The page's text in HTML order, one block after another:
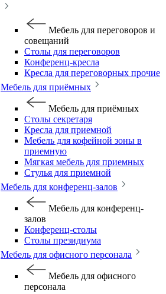
Мебель для переговоров и
совещаний
Столы для переговоров
Конференц-кресла
Кресла для переговорных прочие
Мебель для приёмных
Мебель для приёмных
Столы секретаря
Кресла для приемной
Мебель для кофейной зоны в
приемную
Мягкая мебель для приемных
Стулья для приемной
Мебель для конференц-залов
Мебель для конференц-
залов
Конференц-столы
Столы президиума
Мебель для офисного персонала
Мебель для офисного
персонала